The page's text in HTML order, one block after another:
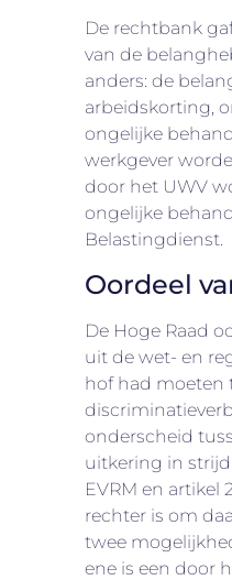
De rechtbank
van de
anders: de
arbeidskorting,
ongelijke
werkgever
door het UWV
ongelijke
Belastingdienst.
Oordeel
De Hoge Raad
uit de wet- en
hof had moeten
onderscheid
uitkering in
EVRM en artikel
rechter is om
twee
ene is een door